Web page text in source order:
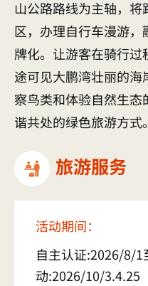
山公路路线为主轴，
区，办理自行车漫游
牌化。让游客在骑行
途可见大鹏湾壮丽的
察鸟类和体验自然生
谐共处的绿色旅游方式。
旅游服务
活动期间：
自主认证:2026/8/
动:2026/10/3.4.25